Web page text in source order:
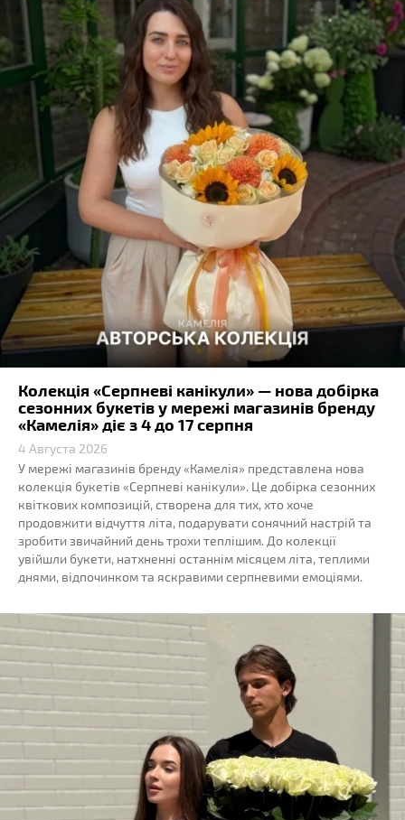
Колекція «Серпневі канікули» — нова добірка
сезонних букетів у мережі магазинів бренду
«Камелія» діє з 4 до 17 серпня
4 Августа 2026
У мережі магазинів бренду «Камелія» представлена нова
колекція букетів «Серпневі канікули». Це добірка сезонних
квіткових композицій, створена для тих, хто хоче
продовжити відчуття літа, подарувати сонячний настрій та
зробити звичайний день трохи теплішим. До колекції
увійшли букети, натхненні останнім місяцем літа, теплими
днями, відпочинком та яскравими серпневими емоціями.